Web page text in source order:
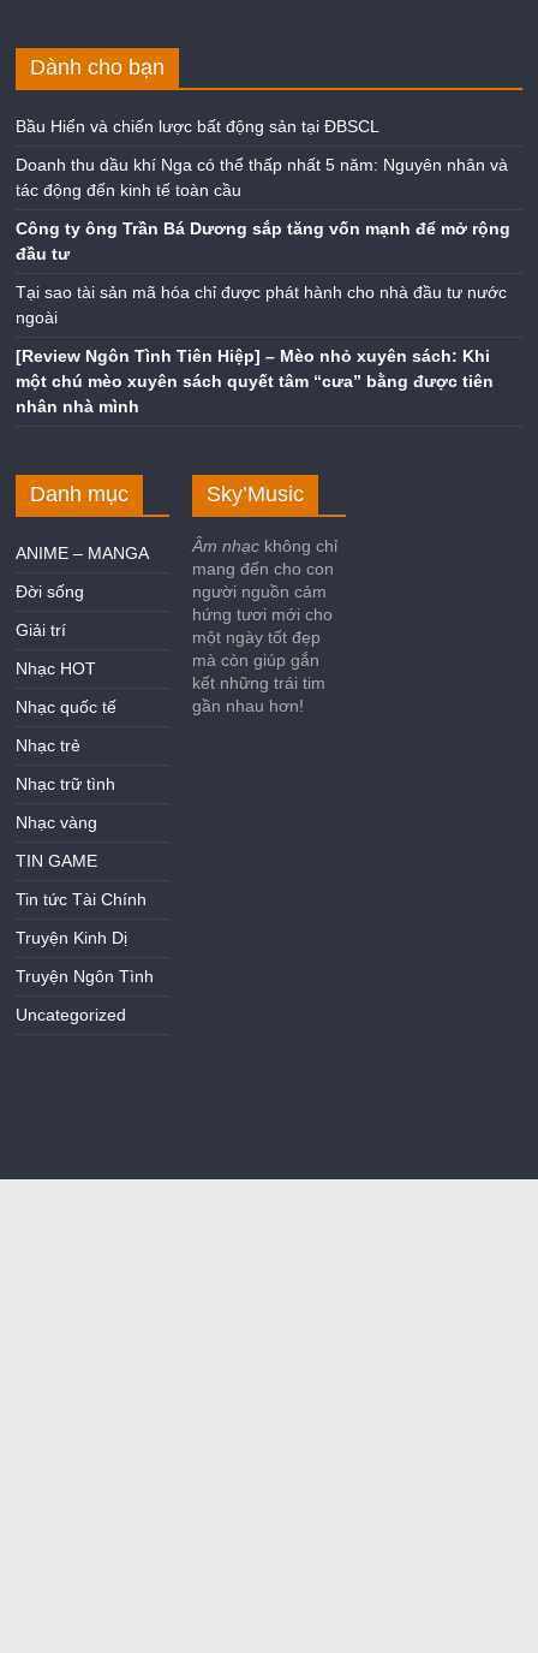
Dành cho bạn
Bầu Hiển và chiến lược bất động sản tại ĐBSCL
Doanh thu dầu khí Nga có thể thấp nhất 5 năm: Nguyên nhân và
tác động đến kinh tế toàn cầu
Công ty ông Trần Bá Dương sắp tăng vốn mạnh để mở rộng
đầu tư
Tại sao tài sản mã hóa chỉ được phát hành cho nhà đầu tư nước
ngoài
[Review Ngôn Tình Tiên Hiệp] – Mèo nhỏ xuyên sách: Khi
một chú mèo xuyên sách quyết tâm “cưa” bằng được tiên
nhân nhà mình
Danh mục
ANIME – MANGA
Đời sống
Giải trí
Nhạc HOT
Nhạc quốc tế
Nhạc trẻ
Nhạc trữ tình
Nhạc vàng
TIN GAME
Tin tức Tài Chính
Truyện Kinh Dị
Truyện Ngôn Tình
Uncategorized
Sky’Music
Âm nhạc không chỉ
mang đến cho con
người nguồn cảm
hứng tươi mới cho
một ngày tốt đẹp
mà còn giúp gắn
kết những trái tim
gần nhau hơn!